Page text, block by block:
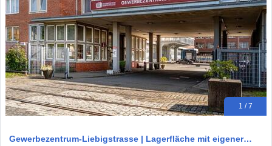
1 / 7
Gewerbezentrum-Liebigstrasse | Lagerfläche mit eigener…